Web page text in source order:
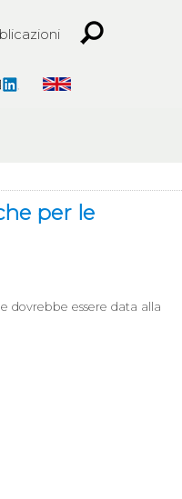
per le
dovrebbe essere data alla